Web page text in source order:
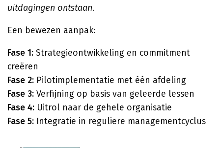
uitdagingen ontstaan.
Een bewezen aanpak:
Fase 1: Strategieontwikkeling en commitment
creëren
Fase 2: Pilotimplementatie met één afdeling
Fase 3: Verfijning op basis van geleerde lessen
Fase 4: Uitrol naar de gehele organisatie
Fase 5: Integratie in reguliere managementcyclus